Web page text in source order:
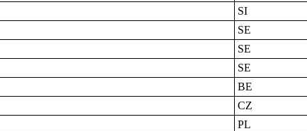
SI
SE
SE
SE
BE
CZ
PL